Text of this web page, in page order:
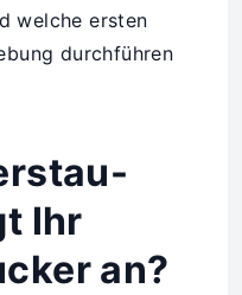
welche ersten
durchführen
Ihr
an?